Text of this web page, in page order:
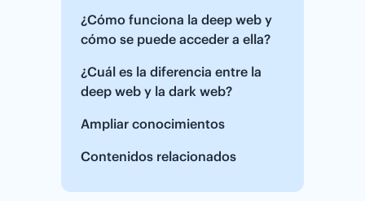
¿Cómo funciona la deep web y
cómo se puede acceder a ella?
¿Cuál es la diferencia entre la
deep web y la dark web?
Ampliar conocimientos
Contenidos relacionados